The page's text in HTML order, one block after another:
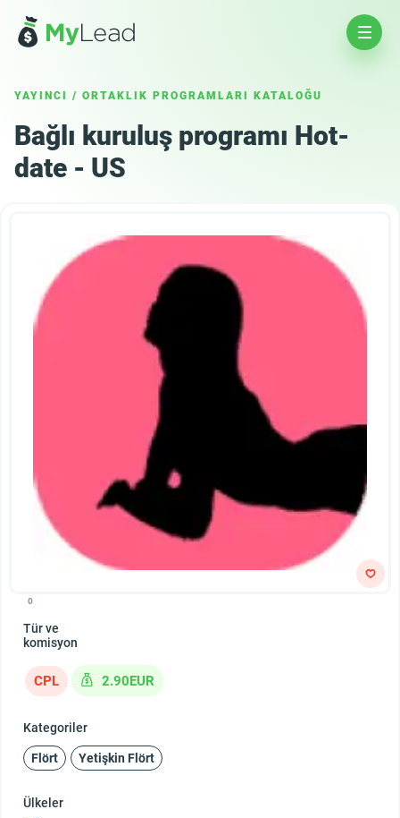
YAYINCI / ORTAKLIK PROGRAMLARI KATALOĞU
Bağlı kuruluş programı Hot-
date - US
0
Tür ve
komisyon
CPL 2.90EUR
Kategoriler
Flört Yetişkin Flört
Ülkeler